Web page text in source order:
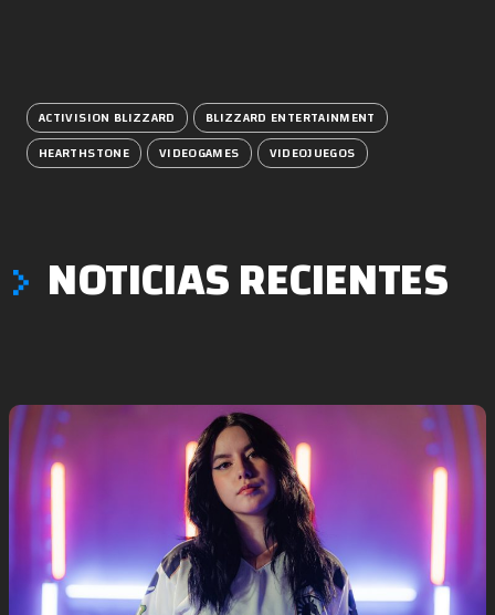
ACTIVISION BLIZZARD
BLIZZARD ENTERTAINMENT
HEARTHSTONE
VIDEOGAMES VIDEOJUEGOS
NOTICIAS RECIENTES